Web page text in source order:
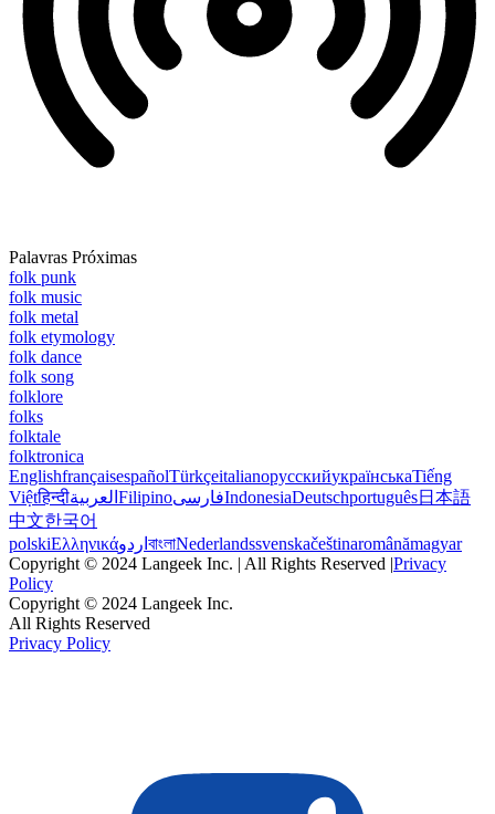
Palavras Próximas
folk punk
folk music
folk metal
folk etymology
folk dance
folk song
folklore
folks
folktale
folktronica
EnglishfrançaisespañolTürkçeitalianoрусскийукраїнськаTiếng
Việtहिन्दीالعربية FilipinoفارسیIndonesiaDeutschportuguês日本語
中文한국어
polskiΕλληνικάاردو বাংলাNederlandssvenskačeštinaromânămagyar
Copyright © 2024 Langeek Inc. | All Rights Reserved |Privacy
Policy
Copyright © 2024 Langeek Inc.
All Rights Reserved
Privacy Policy